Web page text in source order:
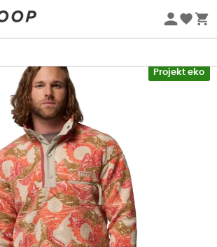
🔥 -5% DODATKOWO przy zakupie 2
Projekt eko